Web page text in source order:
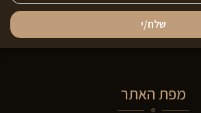
שלח/י
מפת האתר